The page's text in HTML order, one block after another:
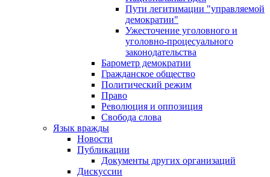
Пути легитимации "управляемой
демократии"
Ужесточение уголовного и
уголовно-процесуального
законодательства
Барометр демократии
Гражданское общество
Политический режим
Право
Революция и оппозиция
Свобода слова
Язык вражды
Новости
Публикации
Документы других организаций
Дискуссии